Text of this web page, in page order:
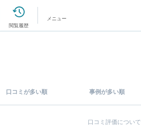
閲覧履歴
メニュー
口コミが多い順 事例が多い順
口コミ評価について